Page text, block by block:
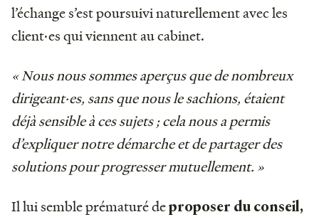
l’échange s’est poursuivi naturellement avec les
client·es qui viennent au cabinet.
« Nous nous sommes aperçus que de nombreux
dirigeant·es, sans que nous le sachions, étaient
déjà sensible à ces sujets ; cela nous a permis
d’expliquer notre démarche et de partager des
solutions pour progresser mutuellement. »
Il lui semble prématuré deproposer du conseil,